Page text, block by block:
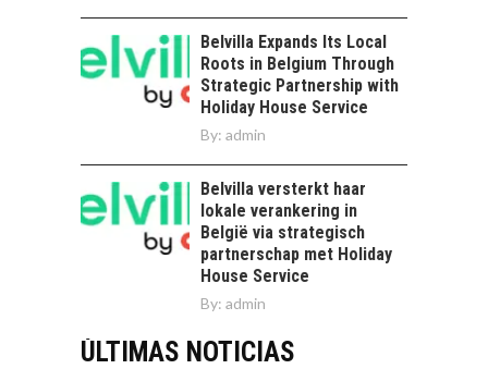
Belvilla Expands Its Local
Roots in Belgium Through
Strategic Partnership with
Holiday House Service
By: admin
Belvilla versterkt haar
lokale verankering in
België via strategisch
partnerschap met Holiday
House Service
By: admin
ÚLTIMAS NOTICIAS